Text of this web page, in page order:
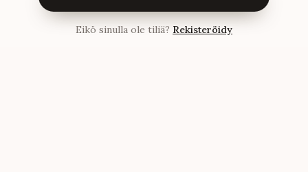
Eikö sinulla ole tiliä? Rekisteröidy